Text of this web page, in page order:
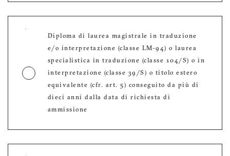
Diploma di laurea magistrale in traduzione
e/o interpretazione (classe LM-94) o laurea
specialistica in traduzione (classe 104/S) o in
interpretazione (classe 39/S) o titolo estero
equivalente (cfr. art. 5) conseguito da più di
dieci anni dalla data di richiesta di
ammissione